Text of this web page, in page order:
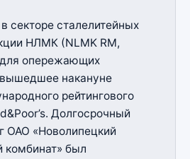
секторе сталелитейных
НЛМК (NLMK RM,
опережающих
накануне
рейтингового
Долгосрочный
ОАО «Новолипецкий
комбинат» был